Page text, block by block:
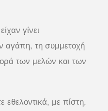
γίνει
αγάπη, τη συμμετοχή
των μελών και των
με πίστη,